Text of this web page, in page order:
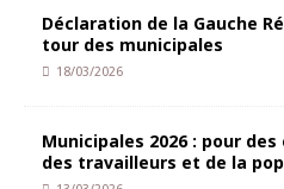
Déclaration de la Gauche
tour des municipales
18/03/2026
Municipales 2026 : pour
des travailleurs et de la